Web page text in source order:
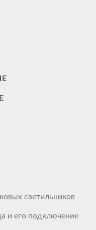
светильников
и его подключение